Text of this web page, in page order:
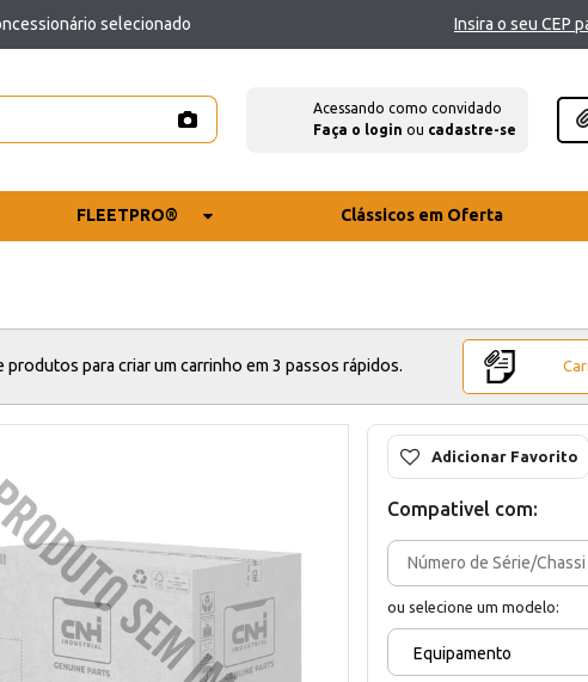
selecionado Insira o seu CEP
Acessando como convidado
Faça o login ou cadastre-se
FLEETPRO® Clássicos em Oferta
produtos para criar um carrinho em 3 passos rápidos.
Adicionar Favorito
Compativel com:
ou selecione um modelo:
Equipamento